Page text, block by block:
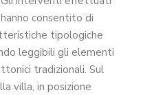
consentito di
tipologiche
leggibili gli elementi
tradizionali. Sul
villa, in posizione